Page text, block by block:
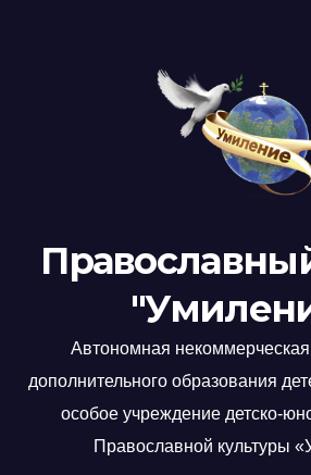
Автономная некоммерческая
дополнительного образования
особое учреждение детско-
Православной культуры